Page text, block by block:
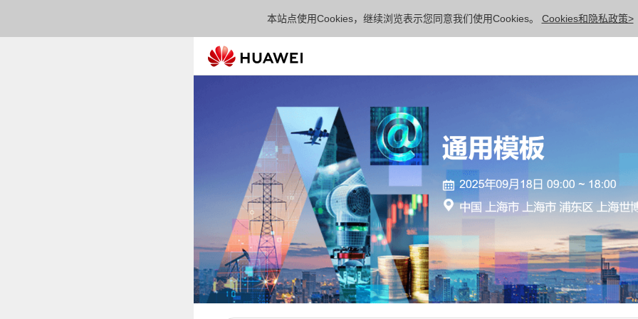
本站点使用Cookies，继续浏览表示您同意我们使用Cookies。 Cookies和隐私政策>